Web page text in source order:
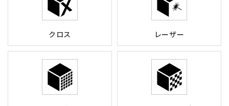
クロス レーザー